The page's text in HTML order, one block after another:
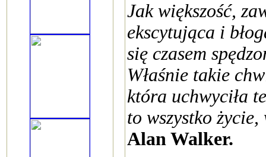
Jak większość,
ekscytująca i
się czasem
Właśnie takie
która uchwyciła
to wszystko
Alan Walker.